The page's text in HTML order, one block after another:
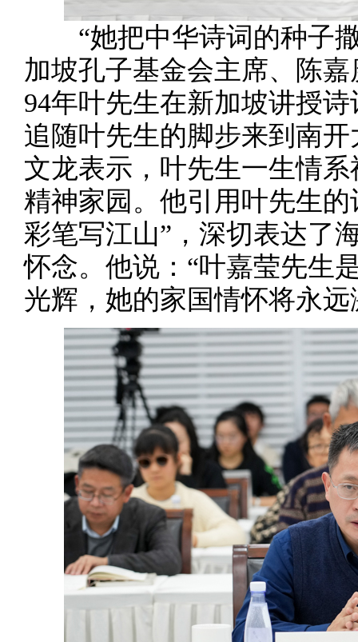
“她把中华诗词的种子撒
加坡孔子基金会主席、陈
94年叶先生在新加坡讲授
追随叶先生的脚步来到南
文龙表示，叶先生一生情
精神家园。他引用叶先生
彩笔写江山”，深切表达了
怀念。他说：“叶嘉莹先生
光辉，她的家国情怀将永远